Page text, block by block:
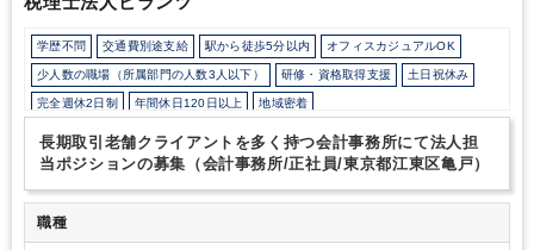
自身の担当業務と勉強のバランスをとれるのも特徴です。
コツと勉強をしているスタッフも在籍していますので、切磋琢磨
しながら、仕事と勉強の両立を図れる環境となっております。ぜ
ひ前向きにご応募ご検討ください。
学歴不問 交通費別途支給 駅から徒歩5分以内 オフィスカジュアルOK
少人数の職場（所属部門の人数3人以下） 研修・資格取得支援 土日祝休み
完全週休2日制 年間休日120日以上 地域密着
長期取引老舗クライアントを多く持つ会計事務所にて法人担
当ポジションの募集（会計事務所/正社員/東京都江東区亀戸）
職種